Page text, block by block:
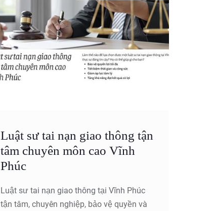
Luật sư tai nạn giao thông tận
tâm chuyên môn cao Vĩnh
Phúc
Luật sư tai nạn giao thông tại Vĩnh Phúc
tận tâm, chuyên nghiệp, bảo vệ quyền và